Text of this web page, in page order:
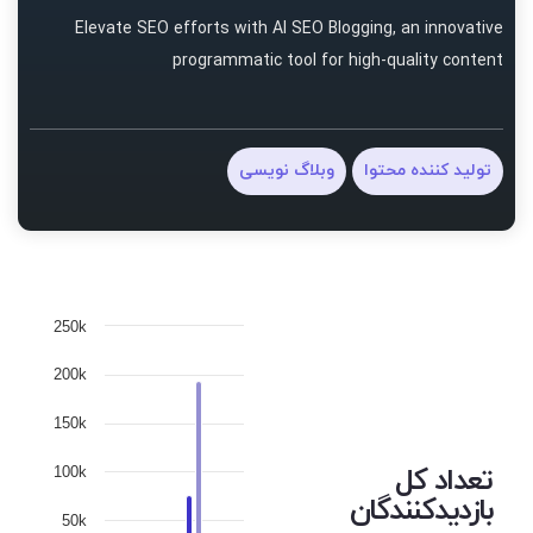
Elevate SEO efforts with AI SEO Blogging, an innovative
programmatic tool for high-quality content
تولید کننده محتوا وبلاگ نویسی
تعداد کل
بازدیدکنندگان 50k
100k
150k
200k
250k